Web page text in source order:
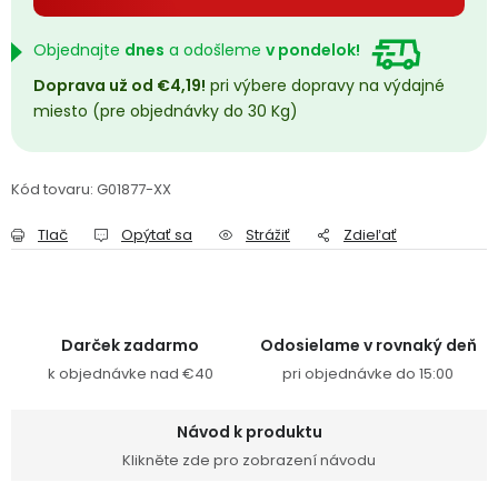
Přihlášení Registrace
Objednajte dnes a odošleme v pondelok!
Doprava už od €4,19! pri výbere dopravy na výdajné
miesto (pre objednávky do 30 Kg)
Kód tovaru: G01877-XX
Tlač Opýtať sa Strážiť Zdieľať
Darček zadarmo
k objednávke nad €40
Odosielame v rovnaký deň
pri objednávke do 15:00
Návod k produktu
Klikněte zde pro zobrazení návodu